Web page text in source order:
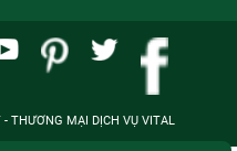
THƯƠNG MẠI DỊCH VỤ VITAL